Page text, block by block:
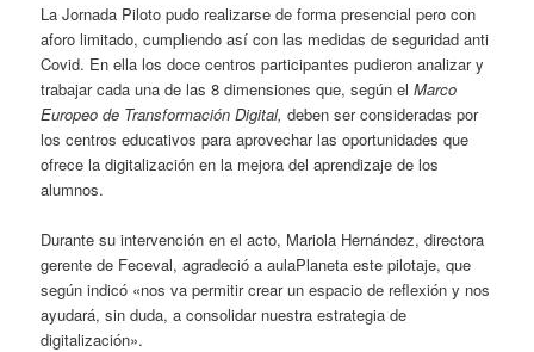
La Jornada Piloto pudo realizarse de forma presencial pero con
aforo limitado, cumpliendo así con las medidas de seguridad anti
Covid. En ella los doce centros participantes pudieron analizar y
trabajar cada una de las 8 dimensiones que, según elMarco
Europeo de Transformación Digital, deben ser consideradas por
los centros educativos para aprovechar las oportunidades que
ofrece la digitalización en la mejora del aprendizaje de los
alumnos.
Durante su intervención en el acto, Mariola Hernández, directora
gerente de Feceval, agradeció a aulaPlaneta este pilotaje, que
según indicó «nos va permitir crear un espacio de reflexión y nos
ayudará, sin duda, a consolidar nuestra estrategia de
digitalización».